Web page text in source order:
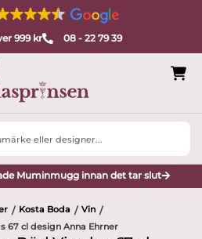
999 kr 08 - 22 79 39
Muminmugg innan det tar slut
/ Kosta Boda / Vin /
67 cl design Anna Ehrner